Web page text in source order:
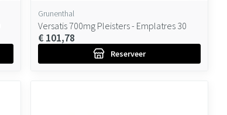
Grunenthal
Versatis 700mg Pleisters - Emplatres 30
€ 101,78
Reserveer